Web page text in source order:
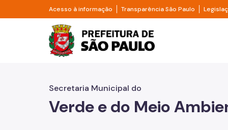
Pular para o Conteúdo principal
Acesso à informação Divisor de acesso à informação
Transparência São Paulo Divisor
Prefeitura de São
Secretaria Municipal do
Verde e do Meio